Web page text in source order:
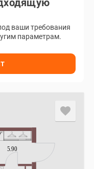
ваши требования
параметрам.